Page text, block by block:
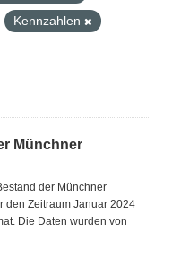
Kennzahlen
Münchner
der Münchner
den Zeitraum Januar 2024
Die Daten wurden von